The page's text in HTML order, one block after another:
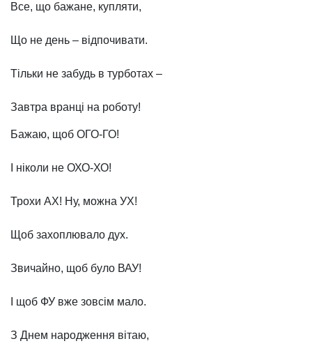
Все, що бажане, купляти,
Що не день – відпочивати.
Тільки не забудь в турботах –
Завтра вранці на роботу!
Бажаю, щоб ОГО-ГО!
І ніколи не ОХО-ХО!
Трохи АХ! Ну, можна УХ!
Щоб захоплювало дух.
Звичайно, щоб було ВАУ!
І щоб ФУ вже зовсім мало.
З Днем народження вітаю,